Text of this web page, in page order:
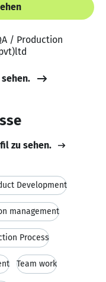
/ Production
zu sehen.
Development
management
Process
Team work